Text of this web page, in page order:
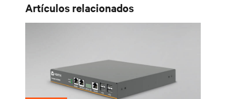
Artículos relacionados